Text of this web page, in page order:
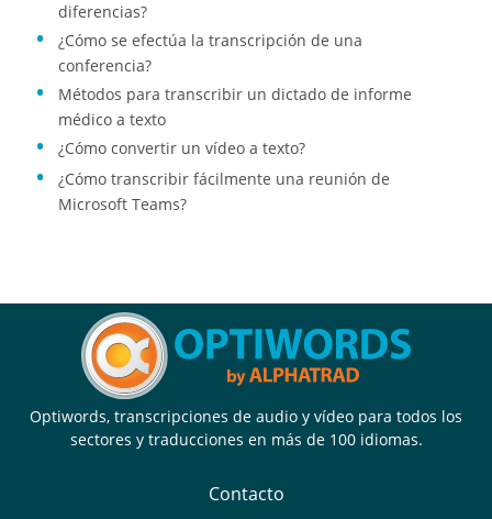
diferencias?
¿Cómo se efectúa la transcripción de una
conferencia?
Métodos para transcribir un dictado de informe
médico a texto
¿Cómo convertir un vídeo a texto?
¿Cómo transcribir fácilmente una reunión de
Microsoft Teams?
Optiwords, transcripciones de audio y vídeo para todos los
sectores y traducciones en más de 100 idiomas.
Contacto